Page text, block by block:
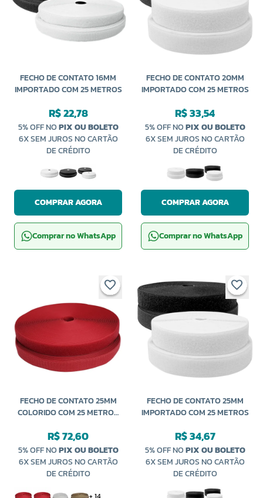
FECHO DE CONTATO 16MM
IMPORTADO COM 25 METROS
R$ 22,78
5% OFF NOPIX OU BOLETO
6X SEM JUROS NO CARTÃO
DE CRÉDITO
COMPRAR AGORA
Comprar no WhatsApp
FECHO DE CONTATO 20MM
IMPORTADO COM 25 METROS
R$ 33,54
5% OFF NOPIX OU BOLETO
6X SEM JUROS NO CARTÃO
DE CRÉDITO
COMPRAR AGORA
Comprar no WhatsApp
FECHO DE CONTATO 25MM
COLORIDO COM 25 METROS
R$ 72,60
5% OFF NOPIX OU BOLETO
6X SEM JUROS NO CARTÃO
DE CRÉDITO
FECHO DE CONTATO 25MM
IMPORTADO COM 25 METROS
R$ 34,67
5% OFF NOPIX OU BOLETO
6X SEM JUROS NO CARTÃO
DE CRÉDITO